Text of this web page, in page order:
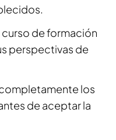
curso de formación
perspectivas de
los
de aceptar la